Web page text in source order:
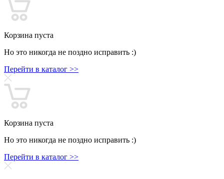
Корзина пуста
Но это никогда не поздно исправить :)
Перейти в каталог >>
Корзина пуста
Но это никогда не поздно исправить :)
Перейти в каталог >>